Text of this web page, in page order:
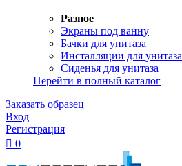
Разное
Экраны под ванну
Бачки для унитаза
Инсталляции для унитаза
Сиденья для унитаза
Перейти в полный каталог
Заказать образец
Вход
Регистрация
 0